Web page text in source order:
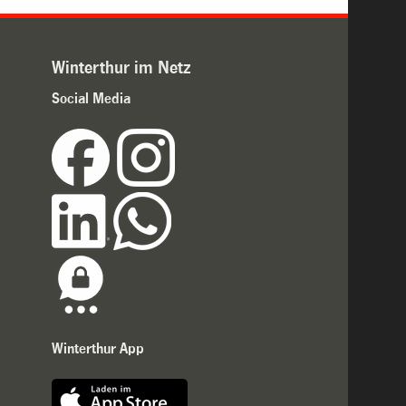
Winterthur im Netz
Social Media
Winterthur App